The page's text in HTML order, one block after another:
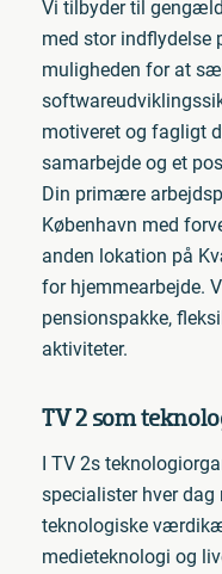
Vi tilbyder til
med stor indflydelse
muligheden for at
motiveret og fagligt
samarbejde og et
Din primære
København med
anden lokation på
for hjemmearbejde.
pensionspakke,
aktiviteter.
TV 2 som
I TV 2s
specialister hver dag
teknologiske
medieteknologi og